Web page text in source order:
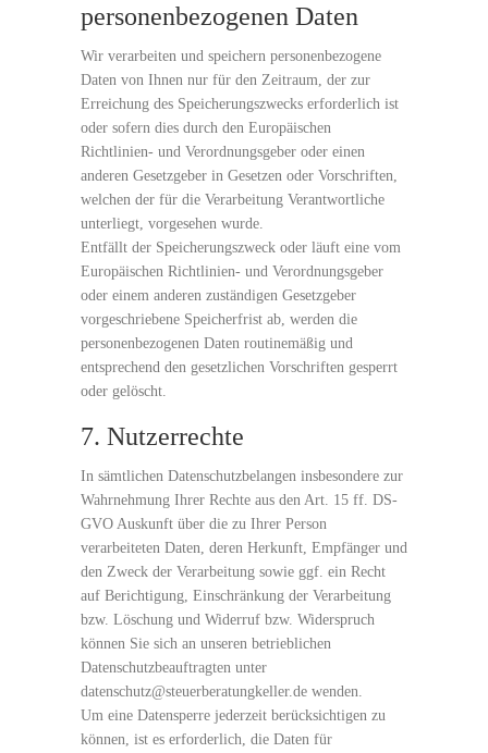
personenbezogenen Daten
Wir verarbeiten und speichern personenbezogene
Daten von Ihnen nur für den Zeitraum, der zur
Erreichung des Speicherungszwecks erforderlich ist
oder sofern dies durch den Europäischen
Richtlinien- und Verordnungsgeber oder einen
anderen Gesetzgeber in Gesetzen oder Vorschriften,
welchen der für die Verarbeitung Verantwortliche
unterliegt, vorgesehen wurde.
Entfällt der Speicherungszweck oder läuft eine vom
Europäischen Richtlinien- und Verordnungsgeber
oder einem anderen zuständigen Gesetzgeber
vorgeschriebene Speicherfrist ab, werden die
personenbezogenen Daten routinemäßig und
entsprechend den gesetzlichen Vorschriften gesperrt
oder gelöscht.
7. Nutzerrechte
In sämtlichen Datenschutzbelangen insbesondere zur
Wahrnehmung Ihrer Rechte aus den Art. 15 ff. DS-
GVO Auskunft über die zu Ihrer Person
verarbeiteten Daten, deren Herkunft, Empfänger und
den Zweck der Verarbeitung sowie ggf. ein Recht
auf Berichtigung, Einschränkung der Verarbeitung
bzw. Löschung und Widerruf bzw. Widerspruch
können Sie sich an unseren betrieblichen
Datenschutzbeauftragten unter
datenschutz@steuerberatungkeller.de wenden.
Um eine Datensperre jederzeit berücksichtigen zu
können, ist es erforderlich, die Daten für